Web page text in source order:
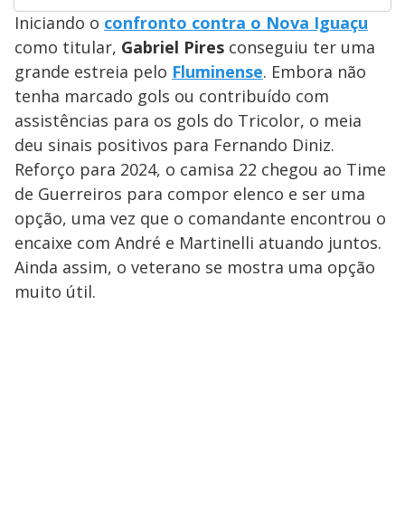
Iniciando o confronto contra o Nova Iguaçu
como titular, Gabriel Pires conseguiu ter uma
grande estreia pelo Fluminense. Embora não
tenha marcado gols ou contribuído com
assistências para os gols do Tricolor, o meia
deu sinais positivos para Fernando Diniz.
Reforço para 2024, o camisa 22 chegou ao Time
de Guerreiros para compor elenco e ser uma
opção, uma vez que o comandante encontrou o
encaixe com André e Martinelli atuando juntos.
Ainda assim, o veterano se mostra uma opção
muito útil.